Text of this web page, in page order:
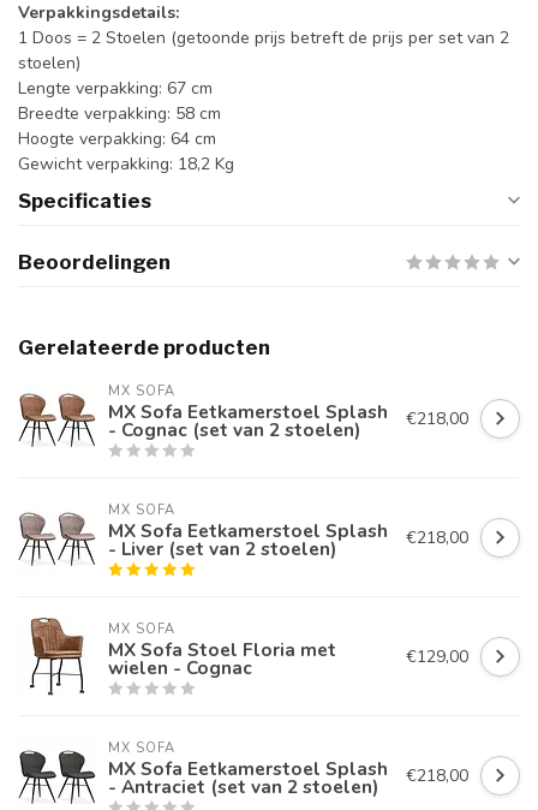
Verpakkingsdetails:
1 Doos = 2 Stoelen (getoonde prijs betreft de prijs per set van 2
stoelen)
Lengte verpakking: 67 cm
Breedte verpakking: 58 cm
Hoogte verpakking: 64 cm
Gewicht verpakking: 18,2 Kg
Specificaties
Beoordelingen
Gerelateerde producten
MX SOFA
MX Sofa Eetkamerstoel Splash
- Cognac (set van 2 stoelen) €218,00
MX SOFA
MX Sofa Eetkamerstoel Splash
- Liver (set van 2 stoelen) €218,00
MX SOFA
MX Sofa Stoel Floria met
wielen - Cognac €129,00
MX SOFA
MX Sofa Eetkamerstoel Splash
- Antraciet (set van 2 stoelen) €218,00